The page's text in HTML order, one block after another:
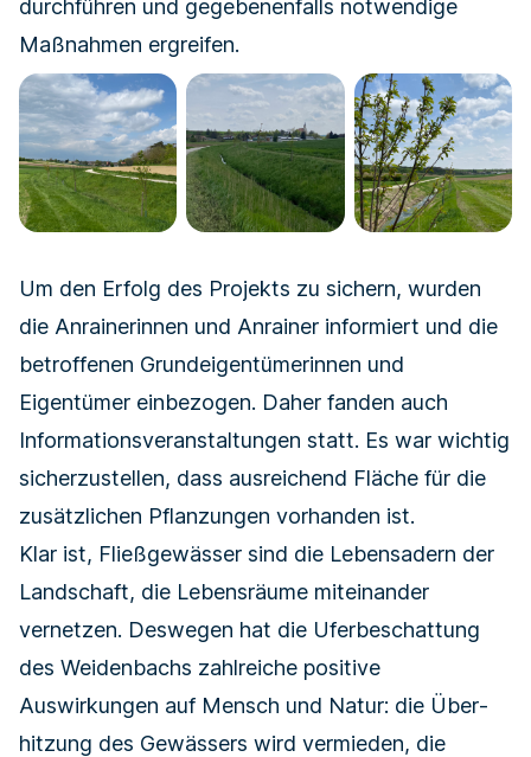
durchführen und gegebenenfalls notwendige
Maßnahmen ergreifen.
Um den Erfolg des Projekts zu sichern, wurden
die Anrainerinnen und Anrainer informiert und die
betroffenen Grundeigentümerinnen und
Eigentümer einbezogen. Daher fanden auch
Informations­veranstaltungen statt. Es war wichtig
sicherzustellen, dass ausreichend Fläche für die
zusätzlichen Pflanzungen vorhanden ist.
Klar ist, Fließgewässer sind die Lebensadern der
Landschaft, die Lebensräume miteinander
vernetzen. Deswegen hat die Ufer­beschattung
des Weidenbachs zahlreiche positive
Auswirkungen auf Mensch und Natur: die Über­
hitzung des Gewässers wird vermieden, die